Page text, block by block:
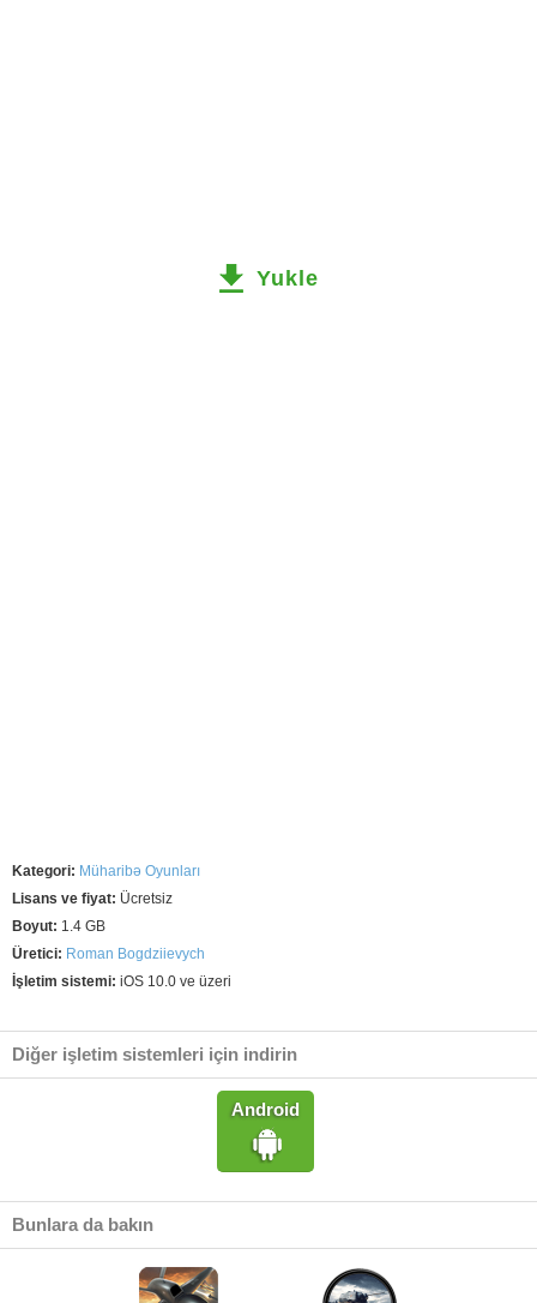
Yukle
Kategori: Müharibə Oyunları
Lisans ve fiyat: Ücretsiz
Boyut: 1.4 GB
Üretici: Roman Bogdziievych
İşletim sistemi: iOS 10.0 ve üzeri
Diğer işletim sistemleri için indirin
Android
Bunlara da bakın